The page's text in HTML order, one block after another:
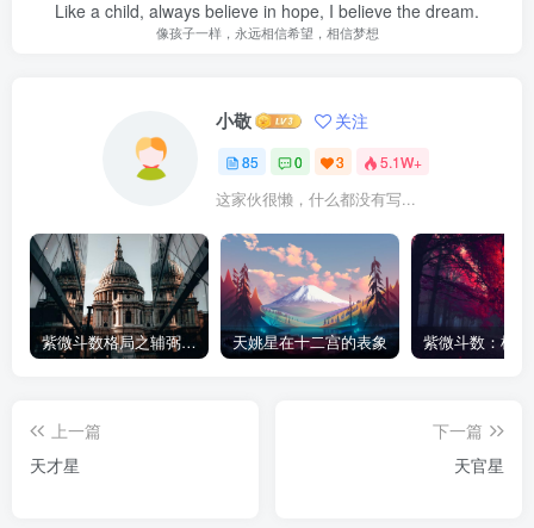
Like a child, always believe in hope, I believe the dream.
像孩子一样，永远相信希望，相信梦想
小敬 关注
85 0 3 5.1W+
这家伙很懒，什么都没有写...
紫微斗数格局之辅弼星（左辅右弼）在各宫情况 天姚星在十二宫的表象 紫微斗数：机
上一篇
天才星
下一篇
天官星